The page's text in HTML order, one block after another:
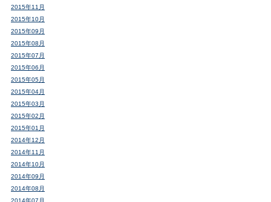
2015年11月
2015年10月
2015年09月
2015年08月
2015年07月
2015年06月
2015年05月
2015年04月
2015年03月
2015年02月
2015年01月
2014年12月
2014年11月
2014年10月
2014年09月
2014年08月
2014年07月